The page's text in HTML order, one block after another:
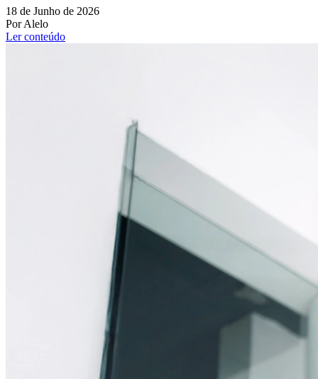
18 de Junho de 2026
Por Alelo
Ler conteúdo